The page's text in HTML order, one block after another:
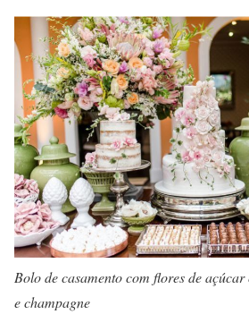
Bolo de casamento com flores de
e champagne